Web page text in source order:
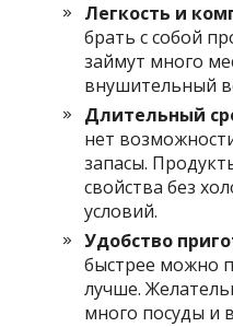
Легкость и
брать с собой
займут много
внушительный
Длительный
нет
запасы.
свойства без
условий.
Удобство
быстрее можно
лучше.
много посуды и